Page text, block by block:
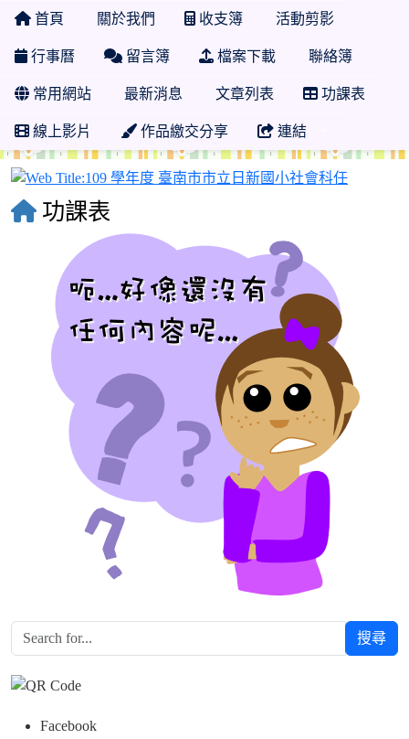
首頁 關於我們 收支簿 活動剪影
行事曆 留言簿 檔案下載 聯絡簿
常用網站 最新消息 文章列表 功課表
線上影片 作品繳交分享 連結
109 學年
功課表
搜尋
Facebook